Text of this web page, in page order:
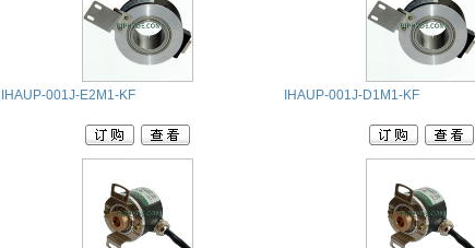
IHAUP-001J-E2M1-KF IHAUP-001J-D1M1-KF